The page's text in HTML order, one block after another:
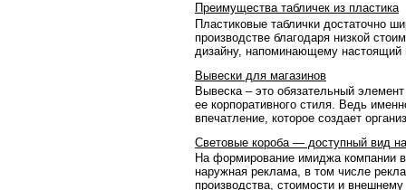
Преимущества табличек из пластика
Пластиковые таблички достаточно
производстве благодаря низкой
дизайну, напоминающему настоящий
Вывески для магазинов
Вывеска – это обязательный
ее корпоративного стиля. Ведь
впечатление, которое создает
Световые короба — доступный вид
На формирование имиджа компании
наружная реклама, в том числе
производства, стоимости и